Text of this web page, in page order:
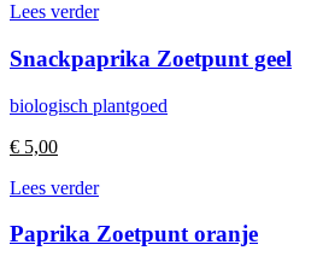
Lees verder
Snackpaprika Zoetpunt geel
biologisch plantgoed
€ 5,00
Lees verder
Paprika Zoetpunt oranje